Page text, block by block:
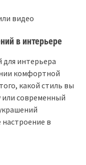
видео
в интерьере
интерьера
комфортной
какой стиль вы
современный
настроение в